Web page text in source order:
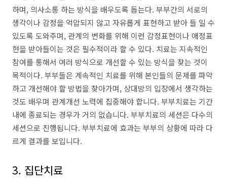
하며, 의사소통 하는 방식을 배우도록 돕는다. 부부간의 서로의
생각이나 감정을 억압되지 않고 자유롭게 표현하고 받아 들 일 수
있도록 도와주며, 관계의 변화를 위해 이런 감정표현이나 애정표
현을 받아들이는 것은 필수적이라 할 수 있다. 치료는 지속적인
참여를 통해서 여러 방식으로 개선할 수 있는 방식을 찾는 것이
목적이다. 부부들은 계속적인 치료를 위해 본인들의 문제를 파악
하고 개선해야 할 방법을 찾아가며, 상대방의 입장에서 생각하는
것도 배우며 관계개선 노력에 집중해야 합니다. 부부치료는 기간
내에 종료되는 경우가 거의 없습니다. 부부치료의 세션은 다수의
세션으로 진행됩니다. 부부치료에 효과는 부부의 상황에 따라 다
르게 결과를 보입니다.
3. 집단치료